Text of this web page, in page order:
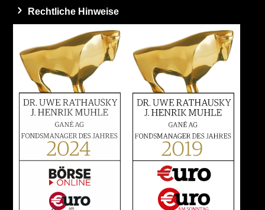
Rechtliche Hinweise